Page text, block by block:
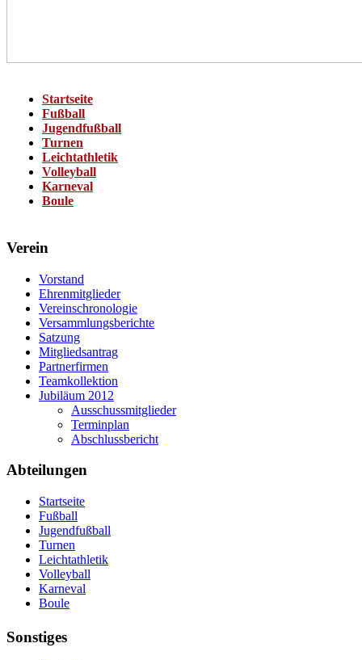
Startseite
Fußball
Jugendfußball
Turnen
Leichtathletik
Volleyball
Karneval
Boule
Verein
Vorstand
Ehrenmitglieder
Vereinschronologie
Versammlungsberichte
Satzung
Mitgliedsantrag
Partnerfirmen
Teamkollektion
Jubiläum 2012
Ausschussmitglieder
Terminplan
Abschlussbericht
Abteilungen
Startseite
Fußball
Jugendfußball
Turnen
Leichtathletik
Volleyball
Karneval
Boule
Sonstiges